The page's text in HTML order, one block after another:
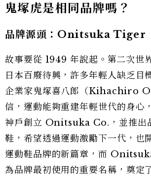
鬼塚虎是相同品牌嗎？
品牌源頭：Onitsuka Tiger
故事要從 1949 年說起。第二次世
日本百廢待興，許多年輕人缺乏目
企業家鬼塚喜八郎（Kihachiro
信，運動能夠重建年輕世代的身心
神戶創立 Onitsuka Co.，並推出
鞋，希望透過運動激勵下一代，也
運動鞋品牌的新篇章，而
為品牌最初使用的重要名稱，奠定